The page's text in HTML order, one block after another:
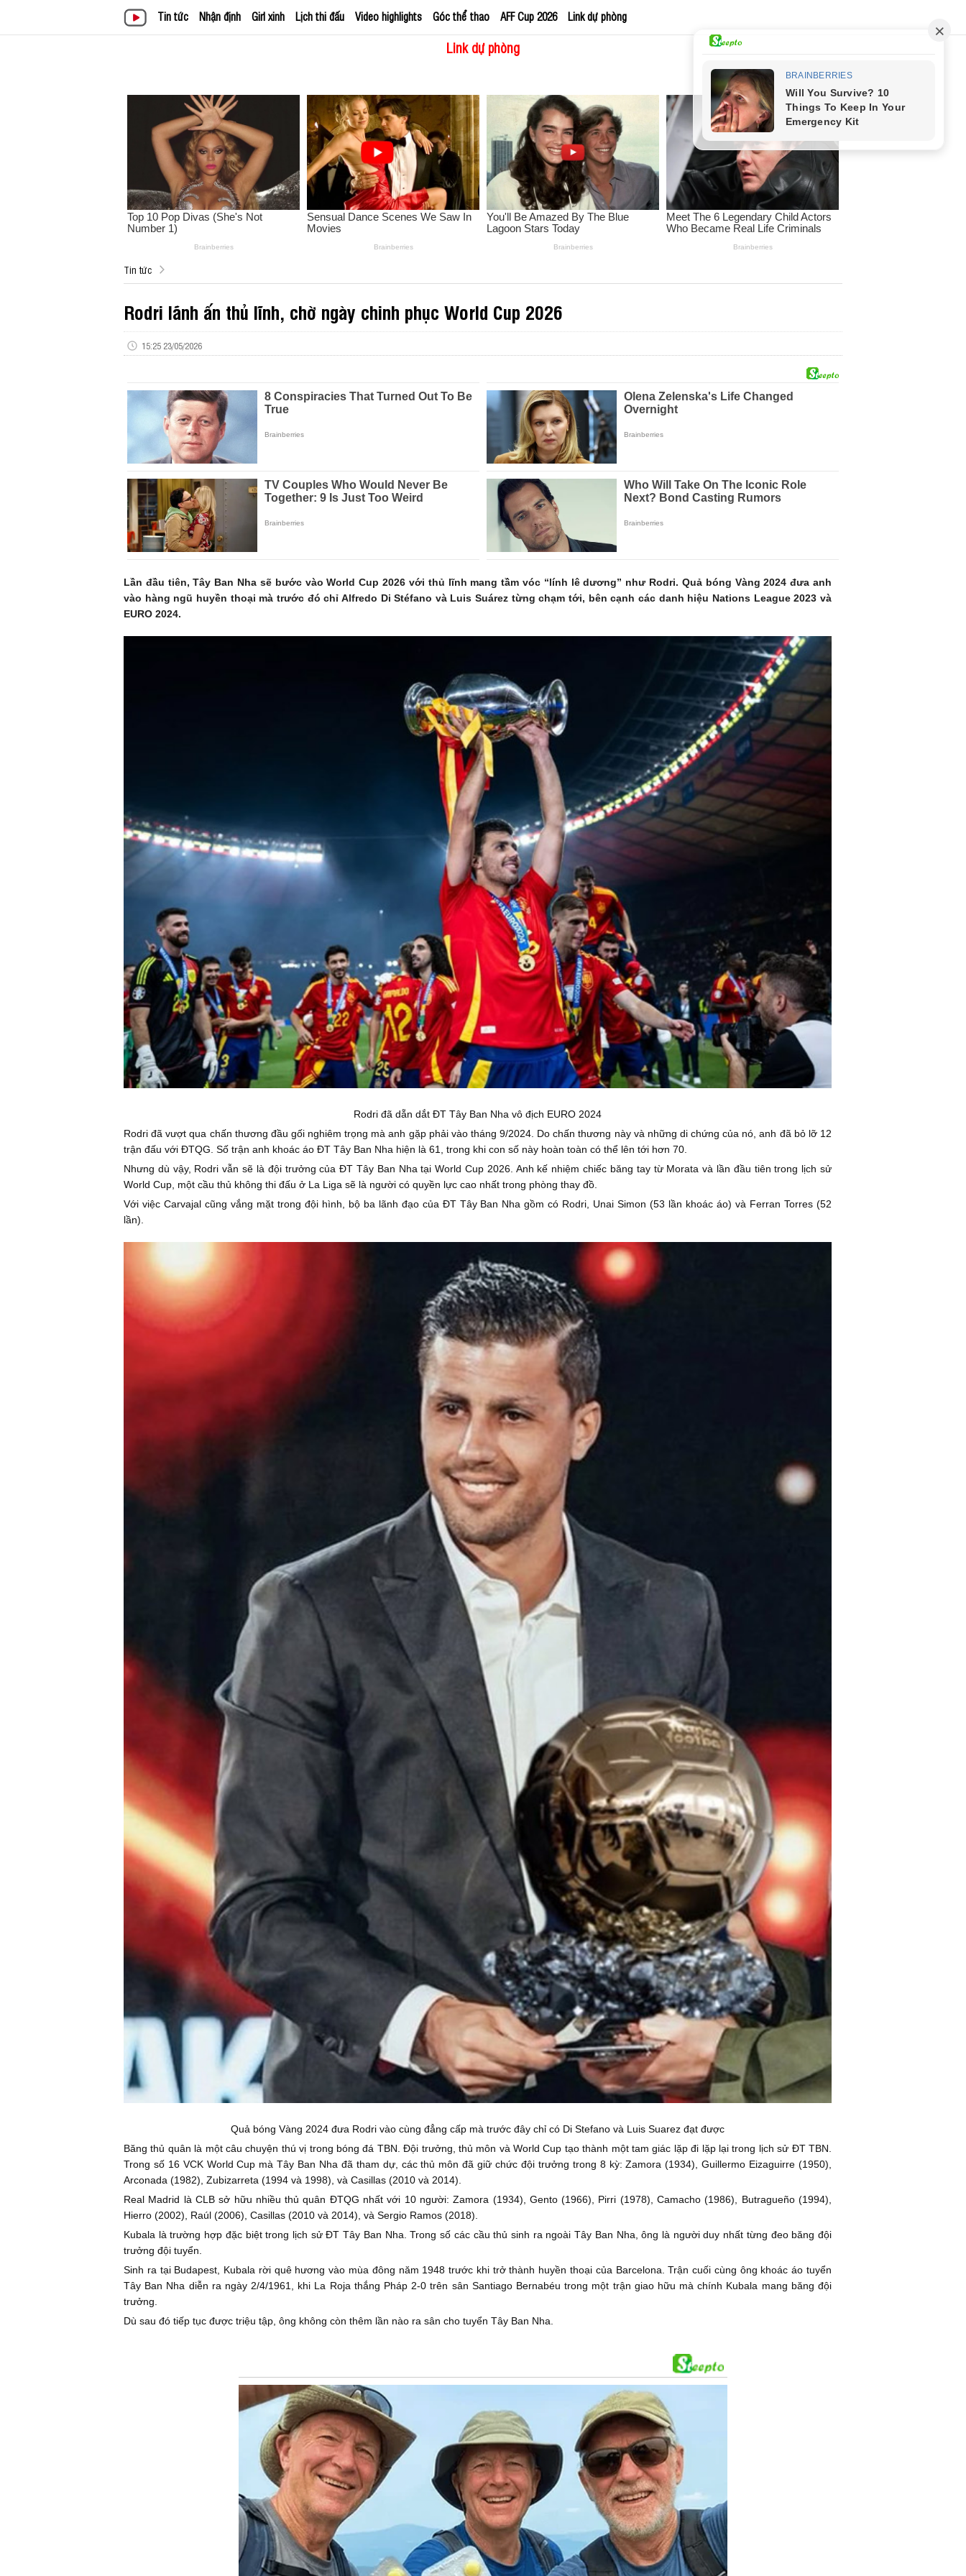
Tin tức Nhận định Girl xinh Lịch thi đấu Video highlights Góc thể thao AFF Cup 2026 Link dự phòng
Link dự phòng
Tin tức
Rodri lãnh ấn thủ lĩnh, chờ ngày chinh phục World Cup 2026
15:25 23/05/2026
Lần đầu tiên, Tây Ban Nha sẽ bước vào World Cup 2026 với thủ lĩnh mang tầm vóc “lính lê dương” như Rodri. Quả bóng Vàng 2024 đưa anh
vào hàng ngũ huyền thoại mà trước đó chỉ Alfredo Di Stéfano và Luis Suárez từng chạm tới, bên cạnh các danh hiệu Nations League 2023 và
EURO 2024.
Rodri đã dẵn dắt ĐT Tây Ban Nha vô địch EURO 2024
Rodri đã vượt qua chấn thương đầu gối nghiêm trọng mà anh gặp phải vào tháng 9/2024. Do chấn thương này và những di chứng của nó, anh đã bỏ lỡ 12
trận đấu với ĐTQG. Số trận anh khoác áo ĐT Tây Ban Nha hiện là 61, trong khi con số này hoàn toàn có thể lên tới hơn 70.
Nhưng dù vậy, Rodri vẫn sẽ là đội trưởng của ĐT Tây Ban Nha tại World Cup 2026. Anh kế nhiệm chiếc băng tay từ Morata và lần đầu tiên trong lịch sử
World Cup, một cầu thủ không thi đấu ở La Liga sẽ là người có quyền lực cao nhất trong phòng thay đồ.
Với việc Carvajal cũng vắng mặt trong đội hình, bộ ba lãnh đạo của ĐT Tây Ban Nha gồm có Rodri, Unai Simon (53 lần khoác áo) và Ferran Torres (52
lần).
Quả bóng Vàng 2024 đưa Rodri vào cùng đẳng cấp mà trước đây chỉ có Di Stefano và Luis Suarez đạt được
Băng thủ quân là một câu chuyện thú vị trong bóng đá TBN. Đội trưởng, thủ môn và World Cup tạo thành một tam giác lặp đi lặp lại trong lịch sử ĐT TBN.
Trong số 16 VCK World Cup mà Tây Ban Nha đã tham dự, các thủ môn đã giữ chức đội trưởng trong 8 kỳ: Zamora (1934), Guillermo Eizaguirre (1950),
Arconada (1982), Zubizarreta (1994 và 1998), và Casillas (2010 và 2014).
Real Madrid là CLB sở hữu nhiều thủ quân ĐTQG nhất với 10 người: Zamora (1934), Gento (1966), Pirri (1978), Camacho (1986), Butragueño (1994),
Hierro (2002), Raúl (2006), Casillas (2010 và 2014), và Sergio Ramos (2018).
Kubala là trường hợp đặc biệt trong lịch sử ĐT Tây Ban Nha. Trong số các cầu thủ sinh ra ngoài Tây Ban Nha, ông là người duy nhất từng đeo băng đội
trưởng đội tuyển.
Sinh ra tại Budapest, Kubala rời quê hương vào mùa đông năm 1948 trước khi trở thành huyền thoại của Barcelona. Trận cuối cùng ông khoác áo tuyển
Tây Ban Nha diễn ra ngày 2/4/1961, khi La Roja thắng Pháp 2-0 trên sân Santiago Bernabéu trong một trận giao hữu mà chính Kubala mang băng đội
trưởng.
Dù sau đó tiếp tục được triệu tập, ông không còn thêm lần nào ra sân cho tuyển Tây Ban Nha.